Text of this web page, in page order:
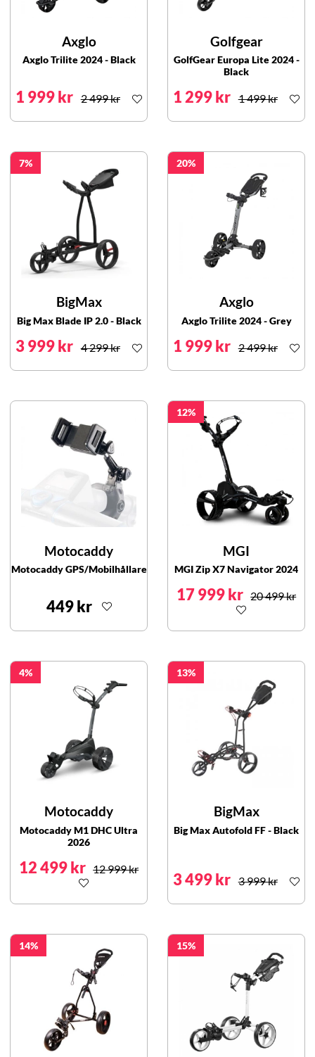
Axglo
Axglo Trilite 2024 - Black
1 999 kr 2 499 kr
Golfgear
GolfGear Europa Lite 2024 -
Black
1 299 kr 1 499 kr
7
BigMax
Big Max Blade IP 2.0 - Black
3 999 kr 4 299 kr
20
Axglo
Axglo Trilite 2024 - Grey
1 999 kr 2 499 kr
Motocaddy
Motocaddy GPS/Mobilhållare
449 kr
12
MGI
MGI Zip X7 Navigator 2024
17 999 kr 20 499 kr
4
Motocaddy
Motocaddy M1 DHC Ultra
2026
12 499 kr 12 999 kr
13
BigMax
Big Max Autofold FF - Black
3 499 kr 3 999 kr
14 15